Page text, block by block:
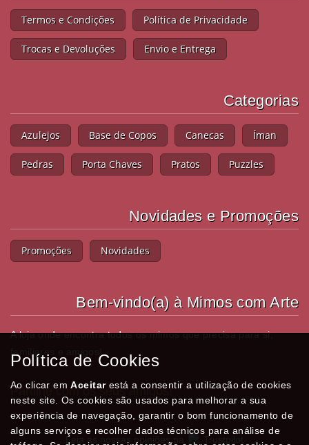
Termos e Condições Política de Privacidade
Trocas e Devoluções Envio e Entrega
Categorias
Azulejos Base de Copos Canecas Íman
Pedras Porta Chaves Pratos Puzzles
Novidades e Promoções
Promoções Novidades
Bem-vindo(a) à Mimos com Arte
A loja onde encontra todos os mimos que precisa para si,
familiares e amigos!
Partilhe com os seus amigos!
Leia as nossas opiniões na Trustpilot
Política de Cookies
Ao clicar emAceitarestá a consentir a utilização de cookies
neste site. Os cookies são usados para melhorar a sua
experiência de navegação, garantir o bom funcionamento de
alguns serviços e recolher dados técnicos para análise de